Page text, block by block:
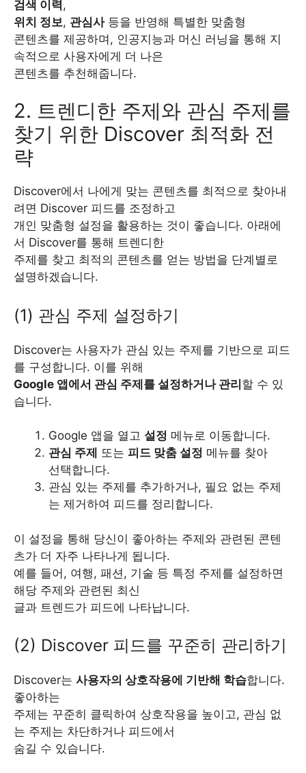
검색 이력,
위치 정보, 관심사등을 반영해 특별한 맞춤형
콘텐츠를 제공하며, 인공지능과 머신 러닝을 통해 지
속적으로 사용자에게 더 나은
콘텐츠를 추천해줍니다.
2. 트렌디한 주제와 관심 주제를
찾기 위한 Discover 최적화 전
략
Discover에서 나에게 맞는 콘텐츠를 최적으로 찾아내
려면 Discover 피드를 조정하고
개인 맞춤형 설정을 활용하는 것이 좋습니다. 아래에
서 Discover를 통해 트렌디한
주제를 찾고 최적의 콘텐츠를 얻는 방법을 단계별로
설명하겠습니다.
(1) 관심 주제 설정하기
Discover는 사용자가 관심 있는 주제를 기반으로 피드
를 구성합니다. 이를 위해
Google 앱에서 관심 주제를 설정하거나 관리할 수 있
습니다.
Google 앱을 열고 설정 메뉴로 이동합니다.
관심 주제 또는 피드 맞춤 설정 메뉴를 찾아
선택합니다.
관심 있는 주제를 추가하거나, 필요 없는 주제
는 제거하여 피드를 정리합니다.
이 설정을 통해 당신이 좋아하는 주제와 관련된 콘텐
츠가 더 자주 나타나게 됩니다.
예를 들어, 여행, 패션, 기술 등 특정 주제를 설정하면
해당 주제와 관련된 최신
글과 트렌드가 피드에 나타납니다.
(2) Discover 피드를 꾸준히 관리하기
Discover는 사용자의 상호작용에 기반해 학습합니다.
좋아하는
주제는 꾸준히 클릭하여 상호작용을 높이고, 관심 없
는 주제는 차단하거나 피드에서
숨길 수 있습니다.